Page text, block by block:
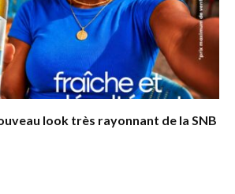
look très rayonnant de la SNB